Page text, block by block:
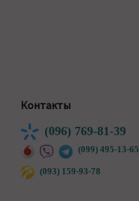
Контакты
(096) 769-81-39
(099) 495-13-65
(093) 159-93-78